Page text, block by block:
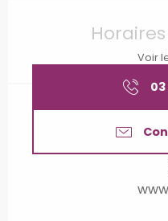
Voir
03